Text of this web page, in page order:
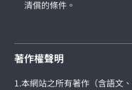
清償的條件。
著作權聲明
1.本網站之所有著作（含語文